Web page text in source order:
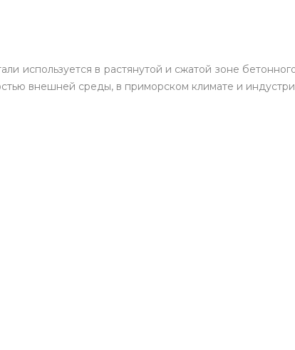
используется в растянутой и сжатой зоне
внешней среды, в приморском климате и